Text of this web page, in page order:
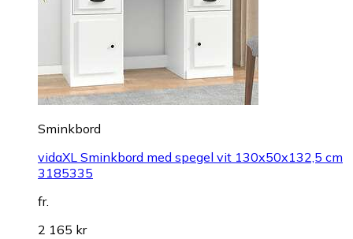
Sminkbord
vidaXL Sminkbord med spegel vit 130x50x132,5 cm
3185335
fr.
2 165 kr